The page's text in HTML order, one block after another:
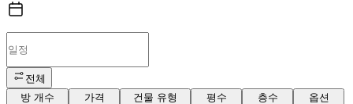
전체
방 개수
가격 건물 유형 평수 층수 옵션